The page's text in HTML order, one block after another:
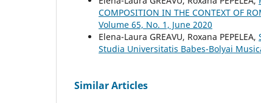
COMPOSITION IN THE CONTEXT OF
Volume 65, No. 1, June 2020
Elena-Laura GREAVU, Roxana PEPELEA,
Studia Universitatis Babes-Bolyai
Similar Articles